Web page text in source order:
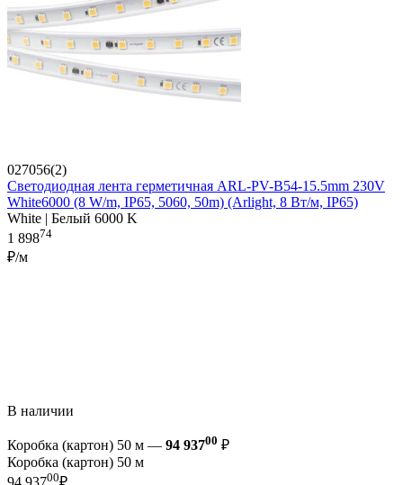
027056(2)
Светодиодная лента герметичная ARL-PV-B54-15.5mm 230V
White6000 (8 W/m, IP65, 5060, 50m) (Arlight, 8 Вт/м, IP65)
White | Белый 6000 K
1 89874
₽/м
В наличии
Коробка (картон) 50 м — 94 93700 ₽
Коробка (картон) 50 м
00